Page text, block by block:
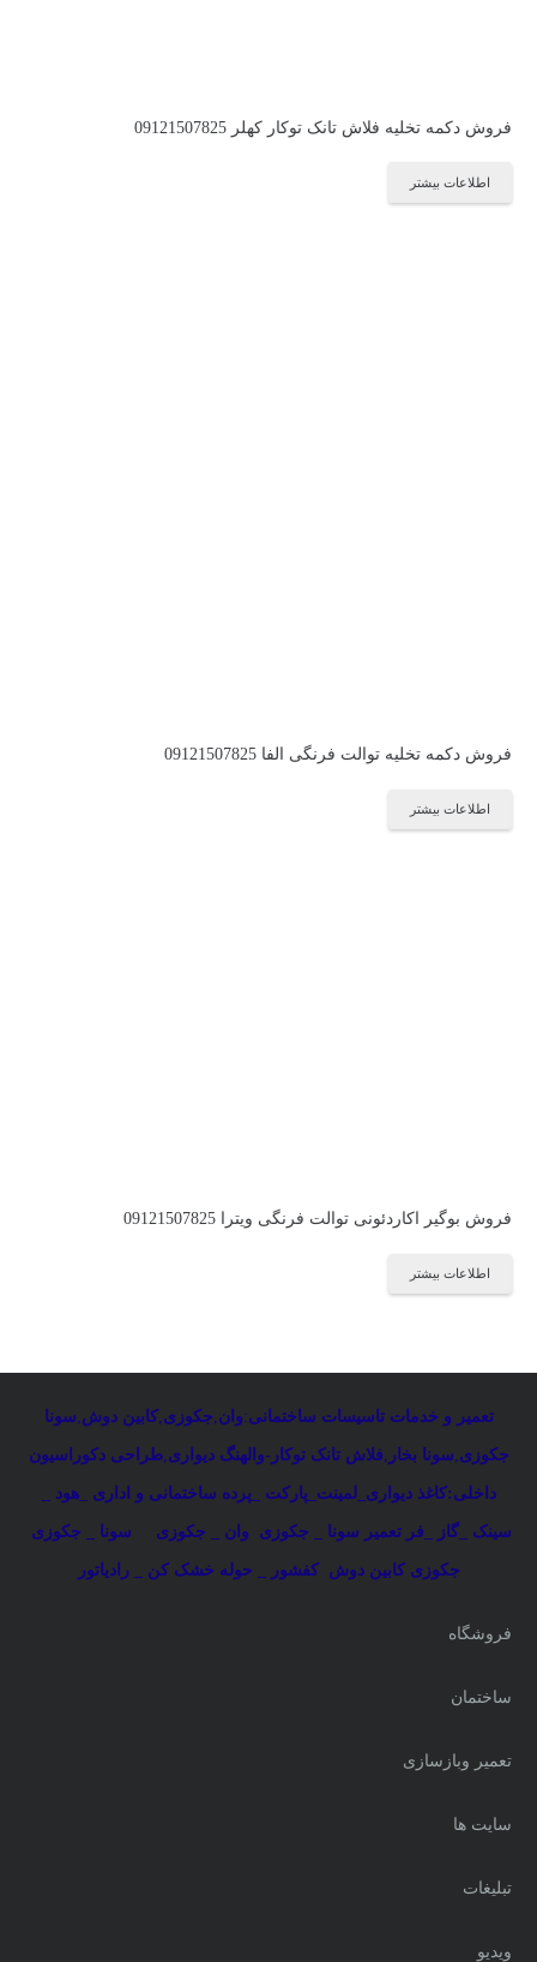
فروش دکمه تخلیه فلاش تانک توکار کهلر 09121507825
اطلاعات بیشتر
فروش دکمه تخلیه توالت فرنگی الفا 09121507825
اطلاعات بیشتر
فروش بوگیر اکاردئونی توالت فرنگی ویترا 09121507825
اطلاعات بیشتر
تعمیر و خدمات تاسیسات ساختمانی:وان جکوزی ,کابین دوش سونا
جکوزی سونا بخار فلاش تانک توکار-والهنگ دیواری ,طراحی دکوراسیون
داخلی:کاغذ دیواری_لمینت_پارکت _پرده ساختمانی و اداری _هود _
سینک _گاز _فر تعمیر سونا _ جکوزی وان _ جکوزی سونا _ جکوزی
جکوزی کابین دوش کفشور _ حوله خشک کن _ رادیاتور
فروشگاه
ساختمان
تعمیر وبازسازی
سایت ها
تبلیغات
ویدیو